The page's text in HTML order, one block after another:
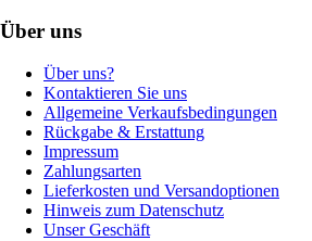
Über uns
Über uns?
Kontaktieren Sie uns
Allgemeine Verkaufsbedingungen
Rückgabe & Erstattung
Impressum
Zahlungsarten
Lieferkosten und Versandoptionen
Hinweis zum Datenschutz
Unser Geschäft